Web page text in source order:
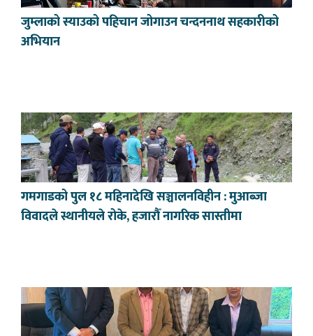
जुम्लाको स्याउको पहिचान जोगाउन चन्दननाथ सहकारीको
अभियान
गमगाडको पुल १८ महिनादेखि सञ्चालनविहीन : मुआब्जा
विवादले स्थानीयले रोके, हजारौँ नागरिक सास्तीमा